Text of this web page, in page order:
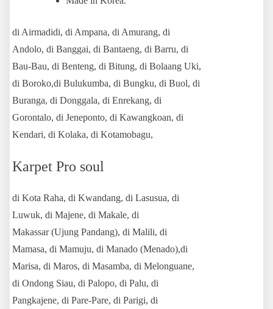
di Airmadidi, di Ampana, di Amurang, di
Andolo, di Banggai, di Bantaeng, di Barru, di
Bau-Bau, di Benteng, di Bitung, di Bolaang Uki,
di Boroko,di Bulukumba, di Bungku, di Buol, di
Buranga, di Donggala, di Enrekang, di
Gorontalo, di Jeneponto, di Kawangkoan, di
Kendari, di Kolaka, di Kotamobagu,
Karpet Pro soul
di Kota Raha, di Kwandang, di Lasusua, di
Luwuk, di Majene, di Makale, di
Makassar (Ujung Pandang), di Malili, di
Mamasa, di Mamuju, di Manado (Menado),di
Marisa, di Maros, di Masamba, di Melonguane,
di Ondong Siau, di Palopo, di Palu, di
Pangkajene, di Pare-Pare, di Parigi, di